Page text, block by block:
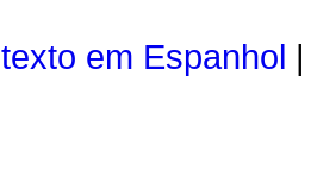
texto em Espanhol